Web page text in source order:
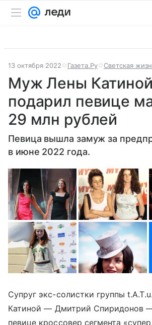
13 октября 2022 Газета.Ру Светская
Муж Лены Катиной
подарил певице
29 млн рублей
Певица вышла замуж за
в июне 2022 года.
Супруг экс-солистки группы
Катиной— Дмитрий Спиридонов
певице кроссовер сегмента